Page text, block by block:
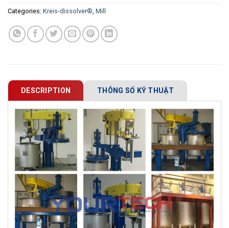
Categories: Kreis-dissolver®, Mill
DESCRIPTION THÔNG SỐ KỸ THUẬT